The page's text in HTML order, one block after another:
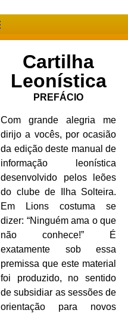
Cartilha
Leonística
PREFÁCIO
Com grande alegria me
dirijo a vocês, por ocasião
da edição deste manual de
informação leonística
desenvolvido pelos leões
do clube de Ilha Solteira.
Em Lions costuma se
dizer: “Ninguém ama o que
não conhece!” É
exatamente sob essa
premissa que este material
foi produzido, no sentido
de subsidiar as sessões de
orientação para novos